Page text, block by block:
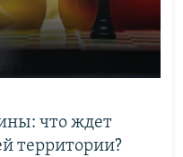
что ждет
территории?